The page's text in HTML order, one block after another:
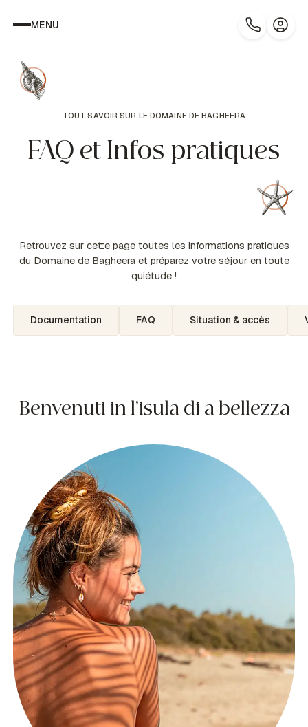
MENU
TOUT SAVOIR SUR LE DOMAINE DE BAGHEERA
FAQ et Infos pratiques
Retrouvez sur cette page toutes les informations pratiques
du Domaine de Bagheera et préparez votre séjour en toute
quiétude !
Documentation FAQ Situation & accès
Benvenuti in l’isula di a bellezza